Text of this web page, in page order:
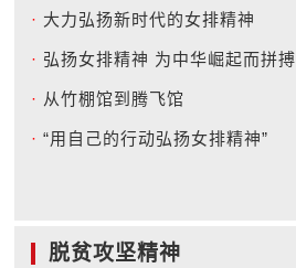
· 大力弘扬新时代的女排精神
· 弘扬女排精神 为中华崛起而拼搏
· 从竹棚馆到腾飞馆
· “用自己的行动弘扬女排精神”
脱贫攻坚精神